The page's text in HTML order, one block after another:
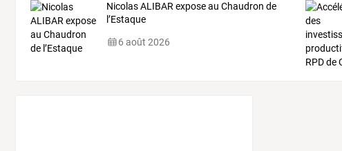
Nicolas ALIBAR expose au Chaudron de
l’Estaque
6 août 2026